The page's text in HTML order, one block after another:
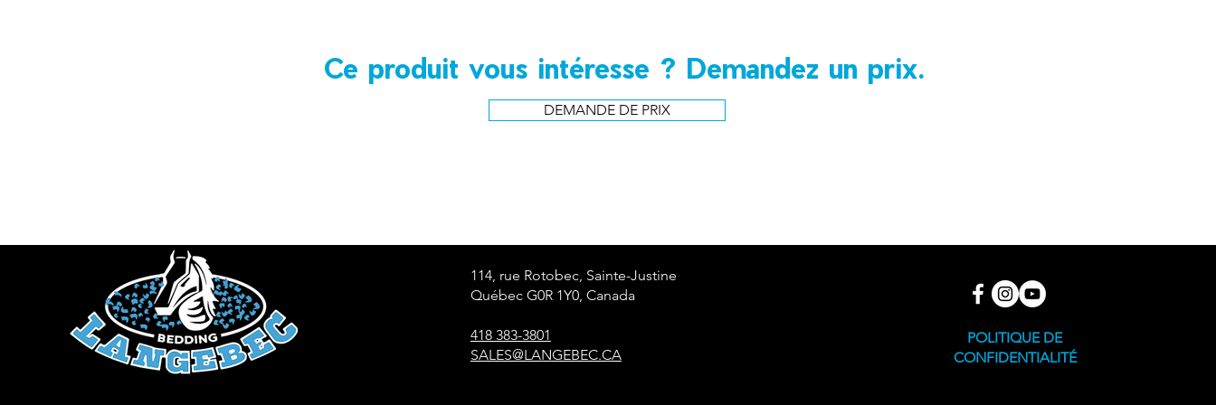
Ce produit vous intéresse ? Demandez un prix.
DEMANDE DE PRIX
114, rue Rotobec, Sainte-Justine
Québec G0R 1Y0, Canada
418 383-3801
SALES@LANGEBEC.CA
POLITIQUE DE
CONFIDENTIALITÉ